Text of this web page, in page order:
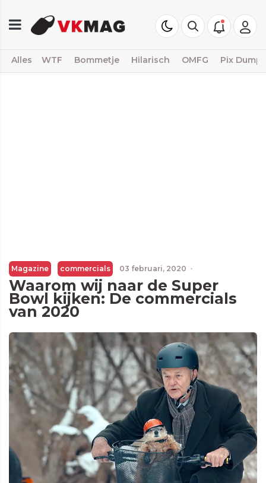
Alles WTF Bommetje Hilarisch OMFG Pix Dump
Magazine commercials 03 februari, 2020 ·
Waarom wij naar de Super
Bowl kijken: De commercials
van 2020